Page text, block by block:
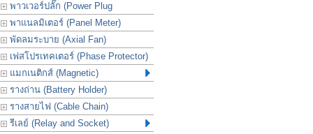
พาวเวอร์ปลั๊ก (Power Plug
พาแนลมิเตอร์ (Panel Meter)
พัดลมระบาย (Axial Fan)
เฟสโปรเทคเตอร์ (Phase Protector)
แมกเนติกส์ (Magnetic)
รางถ่าน (Battery Holder)
รางสายไฟ (Cable Chain)
รีเลย์ (Relay and Socket)